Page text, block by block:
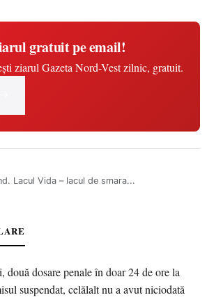
gratuit pe email!
ziarul Gazeta Nord-Vest zilnic, gratuit.
Lacul Vida – lacul de smara...